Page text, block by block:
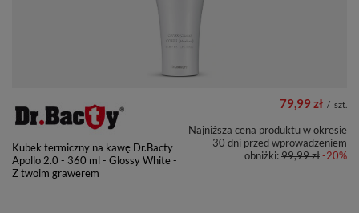
Kubek termiczny na kawę Dr.Bacty
Apollo 2.0 - 360 ml - Glossy White -
Z twoim grawerem
79,99 zł / szt.
Najniższa cena produktu w okresie
30 dni przed wprowadzeniem
obniżki:99,99 zł-20%